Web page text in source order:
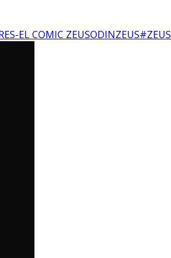
EL COMIC ZEUSODINZEUS#ZEUS